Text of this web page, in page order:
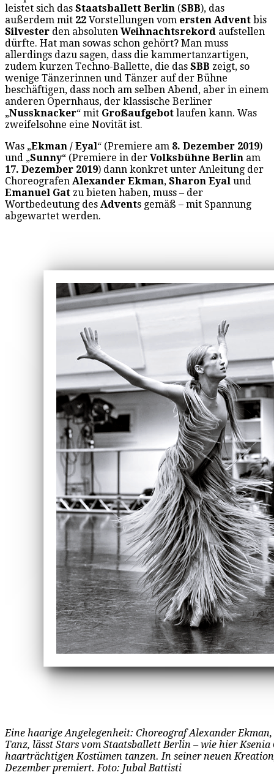
leistet sich das Staatsballett Berlin (SBB), das
außerdem mit 22 Vorstellungen vom ersten Advent bis
Silvester den absoluten Weihnachtsrekord aufstellen
dürfte. Hat man sowas schon gehört? Man muss
allerdings dazu sagen, dass die kammertanzartigen,
zudem kurzen Techno-Ballette, die das SBB zeigt, so
wenige Tänzerinnen und Tänzer auf der Bühne
beschäftigen, dass noch am selben Abend, aber in einem
anderen Opernhaus, der klassische Berliner
„Nussknacker“ mit Großaufgebot laufen kann. Was
zweifelsohne eine Novität ist.
Was „Ekman / Eyal“ (Premiere am 8. Dezember 2019)
und „Sunny“ (Premiere in der Volksbühne Berlin am
17. Dezember 2019) dann konkret unter Anleitung der
Choreografen Alexander Ekman, Sharon Eyal und
Emanuel Gat zu bieten haben, muss – der
Wortbedeutung des Advents gemäß – mit Spannung
abgewartet werden.
Eine haarige Angelegenheit: Choreograf Alexander
Tanz, lässt Stars vom Staatsballett Berlin – wie hier Ksenia
haarträchtigen Kostümen tanzen. In seiner neuen
Dezember premiert. Foto: Jubal Battisti